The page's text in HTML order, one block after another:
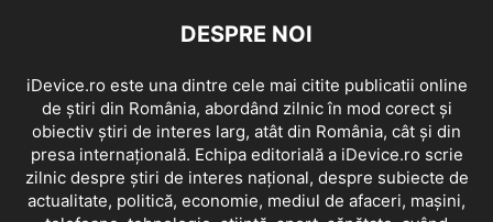
DESPRE NOI
iDevice.ro este una dintre cele mai citite publicatii online
de știri din România, abordând zilnic în mod corect și
obiectiv știri de interes larg, atât din România, cât și din
presa internațională. Echipa editorială a iDevice.ro scrie
zilnic despre știri de interes național, despre subiecte de
actualitate, politică, economie, mediul de afaceri, mașini,